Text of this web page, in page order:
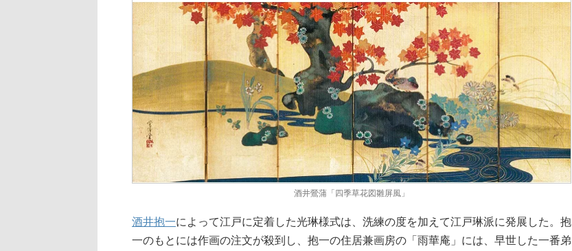
酒井鶯蒲「四季草花図雛屏風」
酒井抱一によって江戸に定着した光琳様式は、洗練の度を加えて江戸琳派に発展した。抱
一のもとには作画の注文が殺到し、抱一の住居兼画房の「雨華庵」には、早世した一番弟